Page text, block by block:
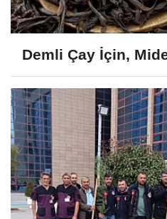
Demli Çay İçin,